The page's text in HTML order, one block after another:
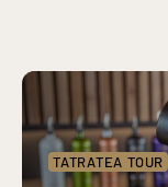
TATRATEA TOUR